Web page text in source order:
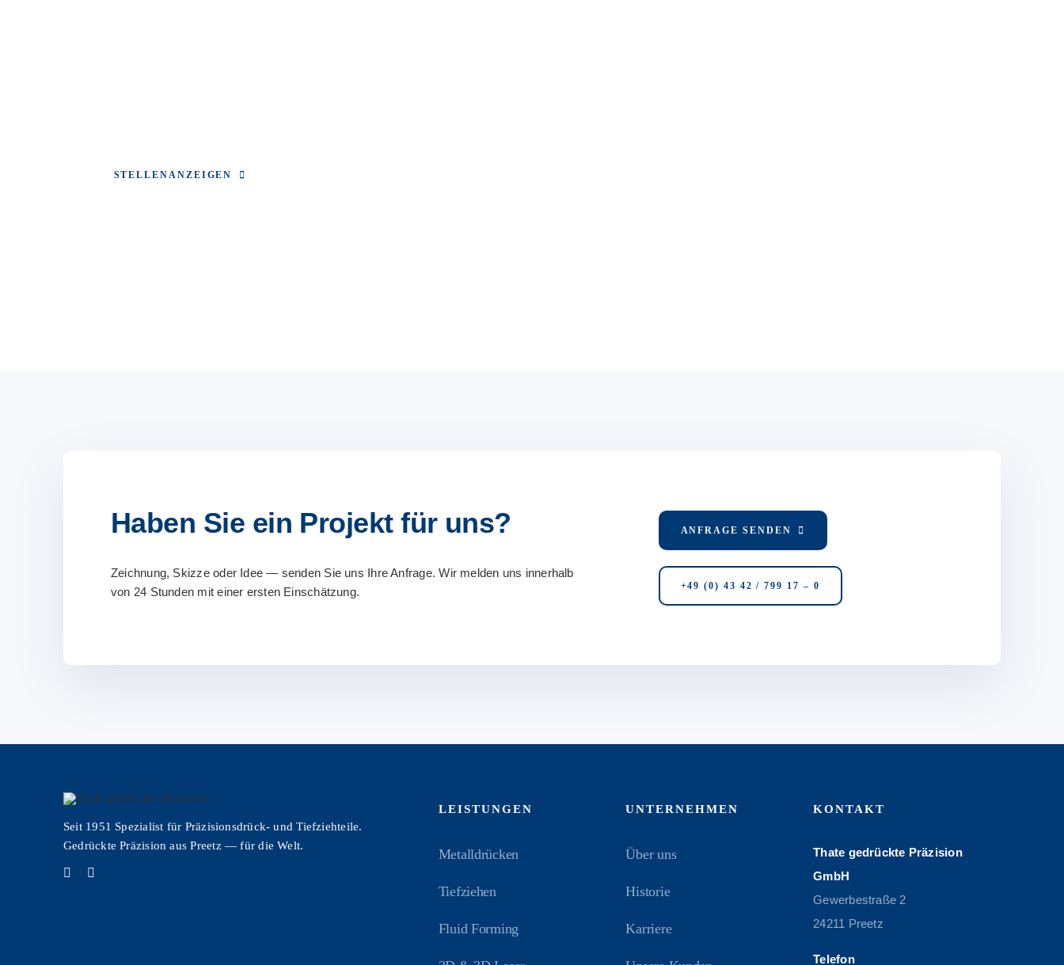
STELLENANZEIGEN
Haben Sie ein Projekt für uns?
Zeichnung, Skizze oder Idee — senden Sie uns Ihre Anfrage. Wir melden uns innerhalb
von 24 Stunden mit einer ersten Einschätzung.
ANFRAGE SENDEN
+49 (0) 43 42 / 799 17 – 0
Seit 1951 Spezialist für Präzisionsdrück- und Tiefziehteile.
Gedrückte Präzision aus Preetz — für die Welt.
LEISTUNGEN
Metalldrücken
Tiefziehen
Fluid Forming
UNTERNEHMEN
Über uns
Historie
Karriere
KONTAKT
Thate gedrückte Präzision
GmbH
Gewerbestraße 2
24211 Preetz
Telefon